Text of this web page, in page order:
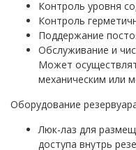
Контроль уровня
Контроль
Поддержание
Обслуживание и
Может
механическим или
Оборудование
Люк-лаз для
доступа внутрь